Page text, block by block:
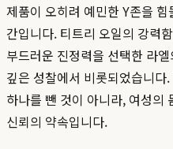
제품이 오히려 예민한 Y존을
간입니다. 티트리 오일의 강력
부드러운 진정력을 선택한 라
깊은 성찰에서 비롯되었습니다.
하나를 뺀 것이 아니라, 여성의
신뢰의 약속입니다.